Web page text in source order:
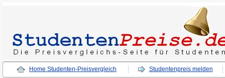
Home Studenten-Preisvergleich Studentenpreis melden